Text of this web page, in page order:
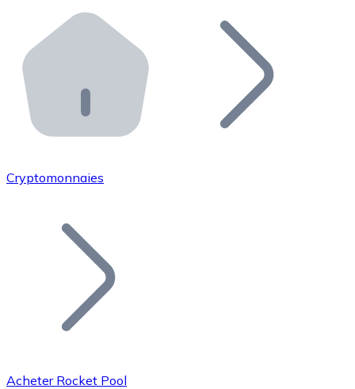
Distributeurs automatiques Bitnovo
Intégrez un ATM Bitnovo dans votre entreprise et
API Bitnovo
Intégrez notre API dans votre écosystème.
Rejoignez notre réseau de distributeurs et
Ajoutez le token de votre projet à notre service
Cryptomonnaies
Acheter Rocket Pool